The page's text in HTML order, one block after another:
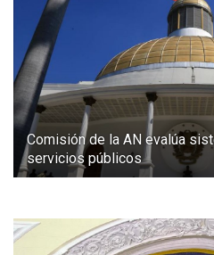
Comisión de la AN evalúa
servicios públicos